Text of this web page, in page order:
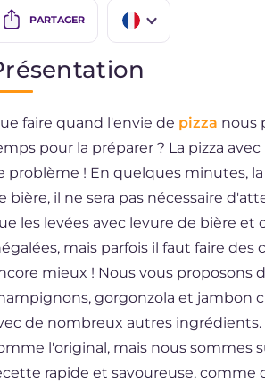
PARTAGER
ES
DE
NL
faire quand l'envie de pizza nous
pour la préparer ? La pizza
problème ! En quelques minutes,
bière, il ne sera pas nécessaire
les levées avec levure de bière et
mais parfois il faut faire
mieux ! Nous vous proposons
gorgonzola et jambon
de nombreux autres
l'original, mais nous sommes
rapide et savoureuse, comme